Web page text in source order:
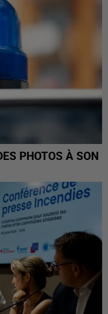
PHOTOS À SON